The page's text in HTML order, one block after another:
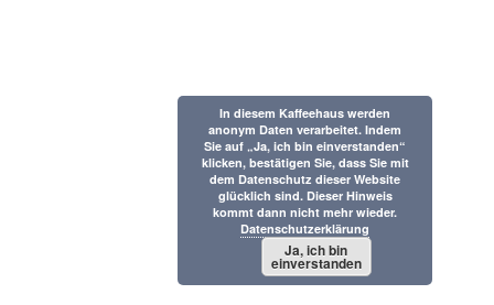
In diesem Kaffeehaus werden
anonym Daten verarbeitet. Indem
Sie auf „Ja, ich bin einverstanden“
klicken, bestätigen Sie, dass Sie mit
dem Datenschutz dieser Website
glücklich sind. Dieser Hinweis
kommt dann nicht mehr wieder.
Datenschutzerklärung
Ja, ich bin
einverstanden